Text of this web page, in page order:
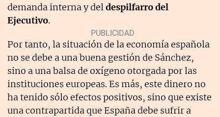
demanda interna y deldespilfarro del
Ejecutivo.
Por tanto, la situación de la economía española
no se debe a una buena gestión de Sánchez,
sino a una balsa de oxígeno otorgada por las
instituciones europeas. Es más, este dinero no
ha tenido sólo efectos positivos, sino que existe
una contrapartida que España debe sufrir a